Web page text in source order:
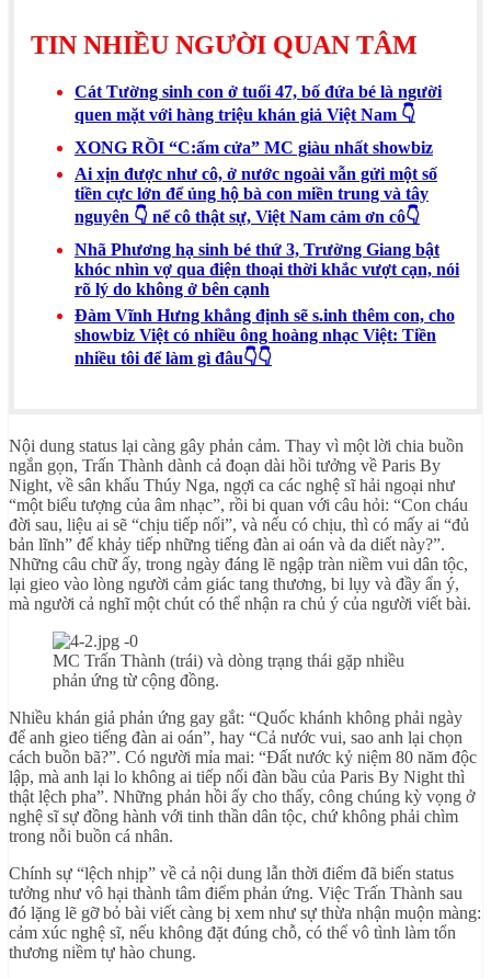
TIN NHIỀU NGƯỜI QUAN TÂM
Cát Tường sinh con ở tuổi 47, bố đứa bé là người
quen mặt với hàng triệu khán giả Việt Nam 👇
XONG RỒI “C:ấm cửa” MC giàu nhất showbiz
Ai xịn được như cô, ở nước ngoài vẫn gửi một số
tiền cực lớn để ủng hộ bà con miền trung và tây
nguyên 👇 nể cô thật sự, Việt Nam cảm ơn cô👇
Nhã Phương hạ sinh bé thứ 3, Trường Giang bật
khóc nhìn vợ qua điện thoại thời khắc vượt cạn, nói
rõ lý do không ở bên cạnh
Đàm Vĩnh Hưng khẳng định sẽ s.inh thêm con, cho
showbiz Việt có nhiều ông hoàng nhạc Việt: Tiền
nhiều tôi để làm gì đâu👇👇
Nội dung status lại càng gây phản cảm. Thay vì một lời chia buồn
ngắn gọn, Trấn Thành dành cả đoạn dài hồi tưởng về Paris By
Night, về sân khấu Thúy Nga, ngợi ca các nghệ sĩ hải ngoại như
“một biểu tượng của âm nhạc”, rồi bi quan với câu hỏi: “Con cháu
đời sau, liệu ai sẽ “chịu tiếp nối”, và nếu có chịu, thì có mấy ai “đủ
bản lĩnh” để khảy tiếp những tiếng đàn ai oán và da diết này?”.
Những câu chữ ấy, trong ngày đáng lẽ ngập tràn niềm vui dân tộc,
lại gieo vào lòng người cảm giác tang thương, bi lụy và đầy ẩn ý,
mà người cả nghĩ một chút có thể nhận ra chủ ý của người viết bài.
MC Trấn Thành (trái) và dòng trạng thái gặp nhiều
phản ứng từ cộng đồng.
Nhiều khán giả phản ứng gay gắt: “Quốc khánh không phải ngày
để anh gieo tiếng đàn ai oán”, hay “Cả nước vui, sao anh lại chọn
cách buồn bã?”. Có người mỉa mai: “Đất nước kỷ niệm 80 năm độc
lập, mà anh lại lo không ai tiếp nối đàn bầu của Paris By Night thì
thật lệch pha”. Những phản hồi ấy cho thấy, công chúng kỳ vọng ở
nghệ sĩ sự đồng hành với tinh thần dân tộc, chứ không phải chìm
trong nỗi buồn cá nhân.
Chính sự “lệch nhịp” về cả nội dung lẫn thời điểm đã biến status
tưởng như vô hại thành tâm điểm phản ứng. Việc Trấn Thành sau
đó lặng lẽ gỡ bỏ bài viết càng bị xem như sự thừa nhận muộn màng:
cảm xúc nghệ sĩ, nếu không đặt đúng chỗ, có thể vô tình làm tổn
thương niềm tự hào chung.